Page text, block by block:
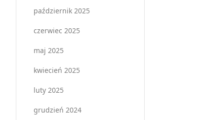
październik 2025
czerwiec 2025
maj 2025
kwiecień 2025
luty 2025
grudzień 2024